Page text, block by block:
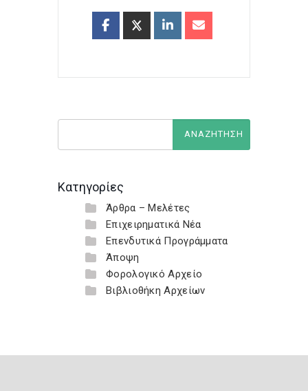
Κατηγορίες
Άρθρα – Μελέτες
Επιχειρηματικά Νέα
Επενδυτικά Προγράμματα
Άποψη
Φορολογικό Αρχείο
Βιβλιοθήκη Αρχείων